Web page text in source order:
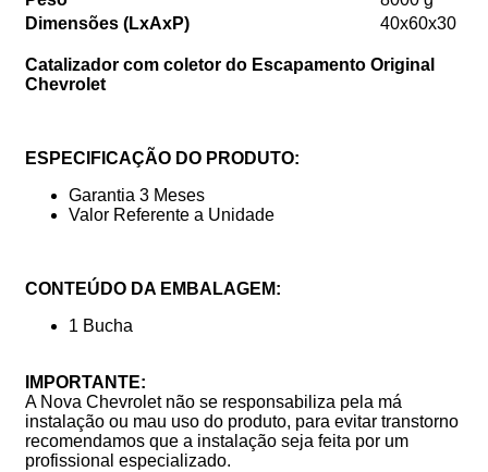
Dimensões (LxAxP)
40x60x30
Catalizador com coletor do Escapamento Original
Chevrolet
ESPECIFICAÇÃO DO PRODUTO:
Garantia 3 Meses
Valor Referente a Unidade
CONTEÚDO DA EMBALAGEM:
1 Bucha
IMPORTANTE:
A Nova Chevrolet não se responsabiliza pela má
instalação ou mau uso do produto, para evitar transtorno
recomendamos que a instalação seja feita por um
profissional especializado.